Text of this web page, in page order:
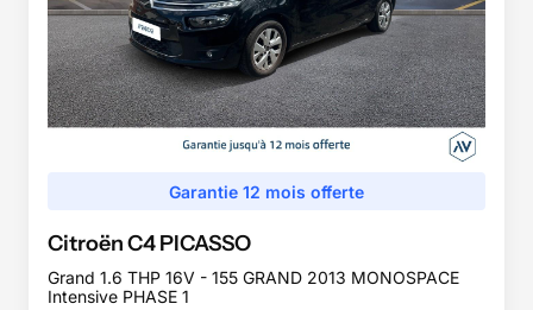
Garantie 12 mois offerte
CitroënC4 PICASSO
Grand 1.6 THP 16V - 155 GRAND 2013 MONOSPACE
Intensive PHASE 1